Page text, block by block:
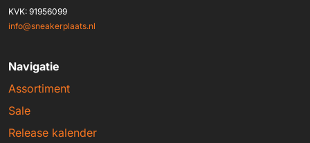
KVK: 91956099
info@sneakerplaats.nl
Navigatie
Assortiment
Sale
Release kalender